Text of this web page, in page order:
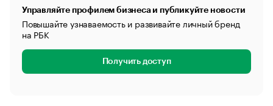
Управляйте профилем бизнеса и публикуйте новости
Повышайте узнаваемость и развивайте личный бренд
на РБК
Получить доступ